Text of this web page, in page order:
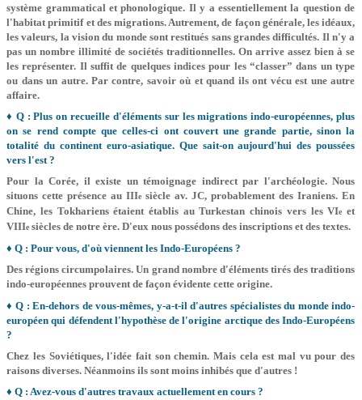
système grammatical et phonologique. Il y a essentiellement la question de
l'habitat primitif et des migrations. Autrement, de façon générale, les idéaux,
les valeurs, la vision du monde sont restitués sans grandes difficultés. Il n'y a
pas un nombre illimité de sociétés traditionnelles. On arrive assez bien à se
les représenter. Il suffit de quelques indices pour les “classer” dans un type
ou dans un autre. Par contre, savoir où et quand ils ont vécu est une autre
affaire.
♦ Q : Plus on recueille d'éléments sur les migrations indo-européennes, plus
on se rend compte que celles­-ci ont couvert une grande partie, sinon la
totalité du continent euro-asiatique. Que sait-on aujourd'hui des poussées
vers l'est ?
Pour la Corée, il existe un témoignage indirect par l'archéologie. Nous
situons cette présence au IIIe siècle av. JC, probablement des Iraniens. En
Chine, les Tokhariens étaient établis au Turkestan chinois vers les VIe et
VIIIe siècles de notre ère. D'eux nous possédons des inscriptions et des textes.
♦ Q : Pour vous, d'où viennent les Indo-Européens ?
Des régions circumpolaires. Un grand nombre d'éléments tirés des traditions
indo-européennes prouvent de façon évidente cette origine.
♦ Q : En-dehors de vous-mêmes, y-a-t-il d'autres spécialistes du monde indo-
européen qui défendent l'hypothèse de l'origine arctique des Indo-Européens
?
Chez les Soviétiques, l'idée fait son chemin. Mais cela est mal vu pour des
raisons diverses. Néanmoins ils sont moins inhibés que d'autres !
♦ Q : Avez-vous d'autres travaux actuellement en cours ?